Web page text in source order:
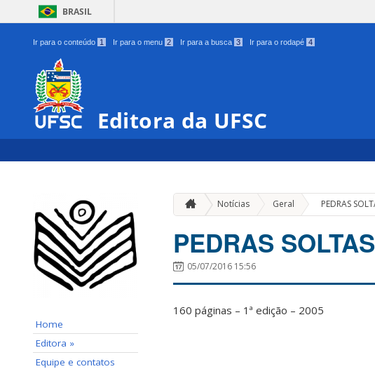
BRASIL
Ir para o conteúdo 1 Ir para o menu 2 Ir para a busca 3 Ir para o rodapé 4
Editora da UFSC
Home
Editora »
Equipe e contatos
Notícias Geral » PEDRAS
PEDRAS SOLTAS
05/07/2016 15:56
160 páginas – 1ª edição – 2005